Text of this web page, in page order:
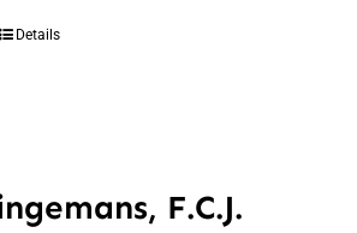
Details
F.C.J.